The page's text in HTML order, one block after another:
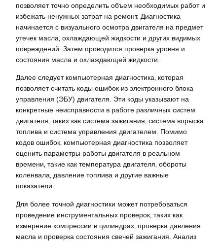
позволяет точно определить объем необходимых работ и
избежать ненужных затрат на ремонт. Диагностика
начинается с визуального осмотра двигателя на предмет
утечек масла‚ охлаждающей жидкости и других видимых
повреждений. Затем проводится проверка уровня и
состояния масла и охлаждающей жидкости.
Далее следует компьютерная диагностика‚ которая
позволяет считать коды ошибок из электронного блока
управления (ЭБУ) двигателя. Эти коды указывают на
конкретные неисправности в работе различных систем
двигателя‚ таких как система зажигания‚ система впрыска
топлива и система управления двигателем. Помимо
кодов ошибок‚ компьютерная диагностика позволяет
оценить параметры работы двигателя в реальном
времени‚ такие как температура двигателя‚ обороты
коленвала‚ давление топлива и другие важные
показатели.
Для более точной диагностики может потребоваться
проведение инструментальных проверок‚ таких как
измерение компрессии в цилиндрах‚ проверка давления
масла и проверка состояния свечей зажигания. Анализ